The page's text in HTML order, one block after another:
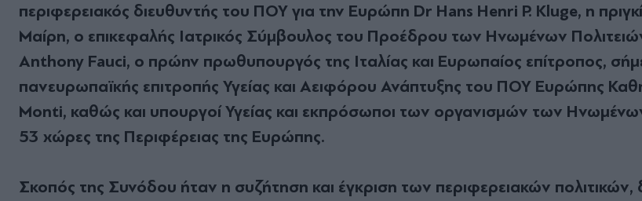
περιφερειακός διευθυντής του ΠΟΥ για την Ευρώπη Dr Hans Henri P. Kluge, η
Mαίρη, ο επικεφαλής Ιατρικός Σύμβουλος του Προέδρου των Ηνωμένων
Anthony Fauci, ο πρώην πρωθυπουργός της Ιταλίας και Ευρωπαίος επίτροπος,
πανευρωπαϊκής επιτροπής Υγείας και Αειφόρου Ανάπτυξης του ΠΟΥ Ευρώπης
Monti, καθώς και υπουργοί Υγείας και εκπρόσωποι των οργανισμών των
53 χώρες της Περιφέρειας της Ευρώπης.
Σκοπός της Συνόδου ήταν η συζήτηση και έγκριση των περιφερειακών